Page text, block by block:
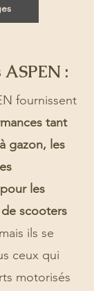
:
fournissent
tant
gazon, les
les
scooters
ils se
ceux qui
motorisés